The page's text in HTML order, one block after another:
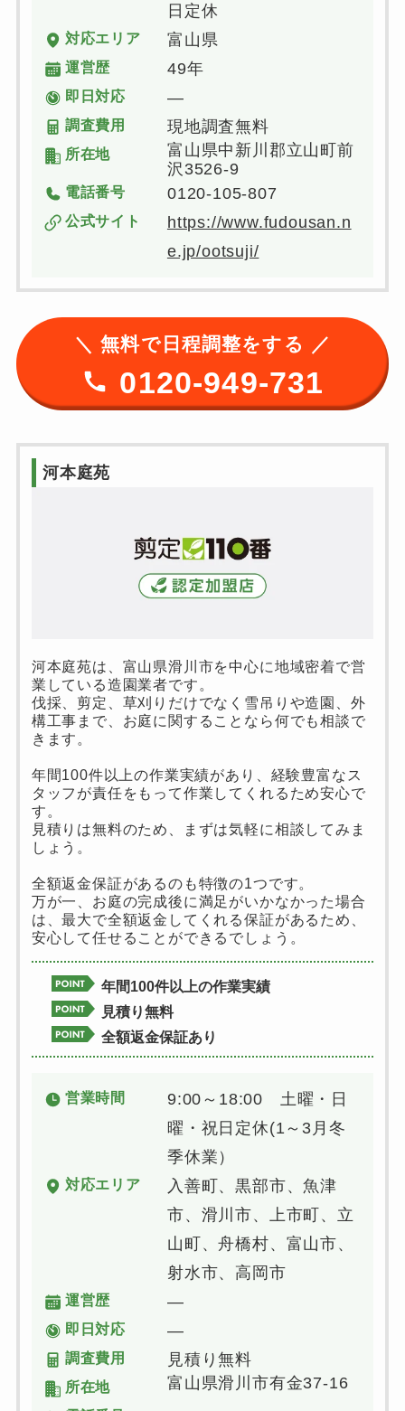
日定休
対応エリア 富山県
運営歴 49年
即日対応 ―
調査費用 現地調査無料
所在地
富山県中新川郡立山町前
沢3526-9
電話番号 0120-105-807
公式サイト
https://www.fudousan.n
e.jp/ootsuji/
＼ 無料で日程調整をする ／
0120-949-731
河本庭苑
河本庭苑は、富山県滑川市を中心に地域密着で営
業している造園業者です。
伐採、剪定、草刈りだけでなく雪吊りや造園、外
構工事まで、お庭に関することなら何でも相談で
きます。
年間100件以上の作業実績があり、経験豊富なス
タッフが責任をもって作業してくれるため安心で
す。
見積りは無料のため、まずは気軽に相談してみま
しょう。
全額返金保証があるのも特徴の1つです。
万が一、お庭の完成後に満足がいかなかった場合
は、最大で全額返金してくれる保証があるため、
安心して任せることができるでしょう。
年間100件以上の作業実績
見積り無料
全額返金保証あり
営業時間
9:00～18:00 土曜・日
曜・祝日定休(1～3月冬
季休業）
対応エリア
入善町、黒部市、魚津
市、滑川市、上市町、立
山町、舟橋村、富山市、
射水市、高岡市
運営歴 ―
即日対応 ―
調査費用 見積り無料
所在地 富山県滑川市有金37-16